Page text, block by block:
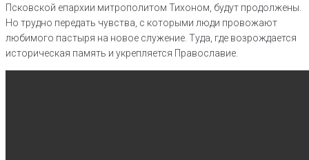
Псковской епархии митрополитом Тихоном, будут продолжены.
Но трудно передать чувства, с которыми люди провожают
любимого пастыря на новое служение. Туда, где возрождается
историческая память и укрепляется Православие.